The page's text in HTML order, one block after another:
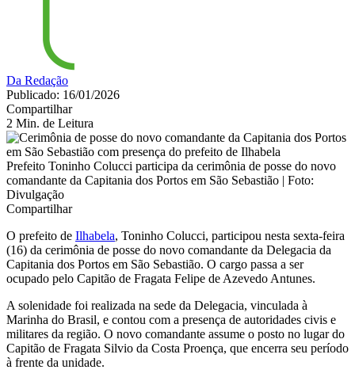
Da Redação
Publicado: 16/01/2026
Compartilhar
2 Min. de Leitura
Prefeito Toninho Colucci participa da cerimônia de posse do novo
comandante da Capitania dos Portos em São Sebastião | Foto:
Divulgação
Compartilhar
O prefeito de Ilhabela, Toninho Colucci, participou nesta sexta-feira
(16) da cerimônia de posse do novo comandante da Delegacia da
Capitania dos Portos em São Sebastião. O cargo passa a ser
ocupado pelo Capitão de Fragata Felipe de Azevedo Antunes.
A solenidade foi realizada na sede da Delegacia, vinculada à
Marinha do Brasil, e contou com a presença de autoridades civis e
militares da região. O novo comandante assume o posto no lugar do
Capitão de Fragata Silvio da Costa Proença, que encerra seu período
à frente da unidade.